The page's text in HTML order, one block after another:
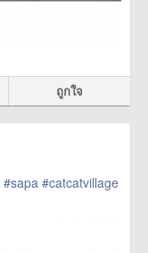
ถูกใจ
#sapa #catcatvillage